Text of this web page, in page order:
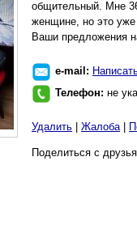
общительный. Мне
женщине, но это
Ваши предложения
e-mail:
Телефон: не
Удалить Жалоба|
Поделиться с